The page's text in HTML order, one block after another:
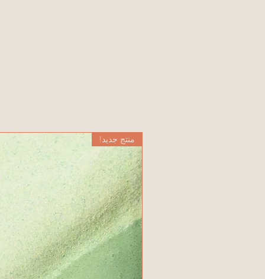
منتج جديد!